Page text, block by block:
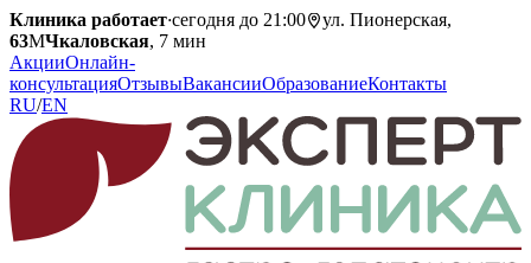
Клиника работает·сегодня до 21:00
ул. Пионерская,
63МЧкаловская, 7 мин
АкцииОнлайн-
консультацияОтзывыВакансииОбразованиеКонтакты
RU/EN